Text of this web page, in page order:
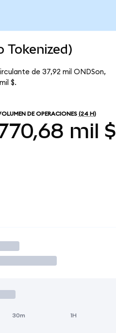
Tokenized)
de 37,92 mil ONDSon,
$.
DE OPERACIONES (24 H)
mil $
30m 1H